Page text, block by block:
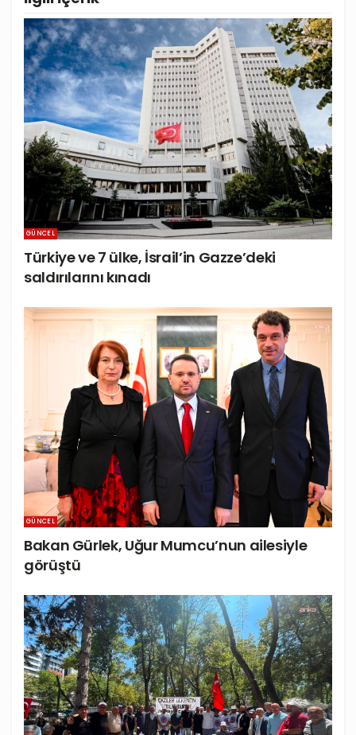
GÜNCEL
Türkiye ve 7 ülke, İsrail’in Gazze’deki
saldırılarını kınadı
GÜNCEL
Bakan Gürlek, Uğur Mumcu’nun ailesiyle
görüştü